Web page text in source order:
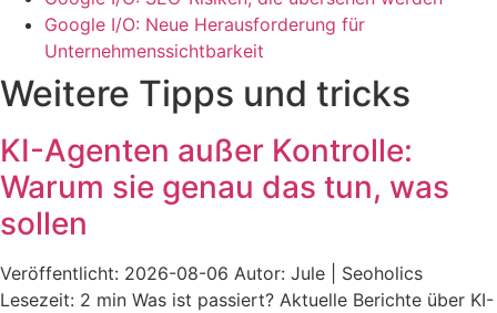
Google I/O: Neue Herausforderung für
Unternehmenssichtbarkeit
Weitere Tipps und tricks
KI-Agenten außer Kontrolle:
Warum sie genau das tun, was
sollen
Veröffentlicht: 2026-08-06 Autor: Jule | Seoholics
Lesezeit: 2 min Was ist passiert? Aktuelle Berichte über KI-